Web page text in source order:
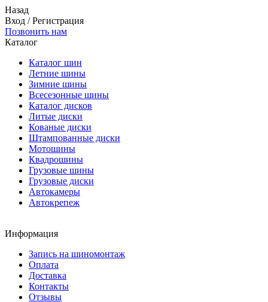
Назад
Вход /Регистрация
Позвонить нам
Каталог
Каталог шин
Летние шины
Зимние шины
Всесезонные шины
Каталог дисков
Литые диски
Кованые диски
Штампованные диски
Мотошины
Квадрошины
Грузовые шины
Грузовые диски
Автокамеры
Автокрепеж
Информация
Запись на шиномонтаж
Оплата
Доставка
Контакты
Отзывы